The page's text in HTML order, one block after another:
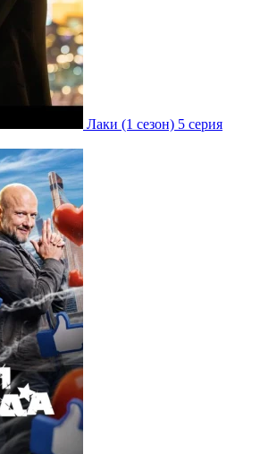
Лаки (1 сезон) 5 серия